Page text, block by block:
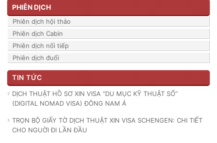
PHIÊN DỊCH
Phiên dịch hội thảo
Phiên dịch Cabin
Phiên dịch nối tiếp
Phiên dịch đuổi
TIN TỨC
DỊCH THUẬT HỒ SƠ XIN VISA “DU MỤC KỸ THUẬT SỐ”
(DIGITAL NOMAD VISA) ĐÔNG NAM Á
TRỌN BỘ GIẤY TỜ DỊCH THUẬT XIN VISA SCHENGEN: CHI TIẾT
CHO NGUỜI ĐI LẦN ĐẦU